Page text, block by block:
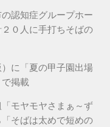
認知症グループホー
０人に手打ちそばの
に「夏の甲子園出場
掲載
モヤモヤさまぁ～ず
そばは太めで短めの